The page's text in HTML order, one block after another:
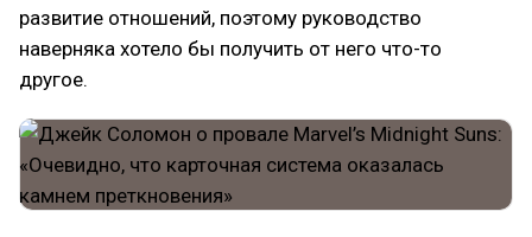
развитие отношений, поэтому руководство
наверняка хотело бы получить от него что-то
другое.